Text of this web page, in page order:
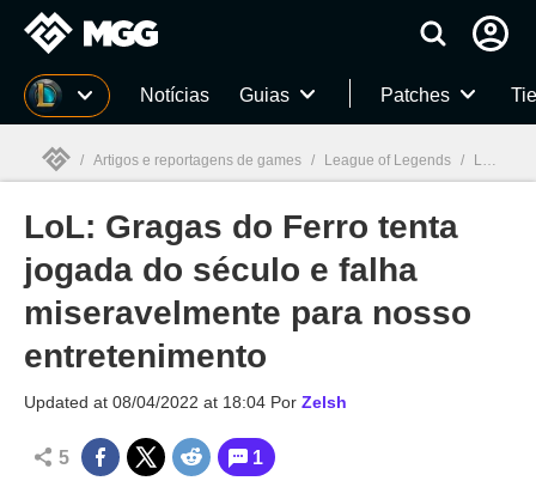
Millenium Notícias Guias Patches
Millenium
/ Artigos e reportagens de games / League of Legends / LoL: Gragas do Ferro tenta jogada do século e falha miseravelmente para nosso entretenimento
LoL: Gragas do Ferro tenta
jogada do século e falha
miseravelmente para nosso
entretenimento
Updated at 08/04/2022 at 18:04 Por Zelsh
5 1